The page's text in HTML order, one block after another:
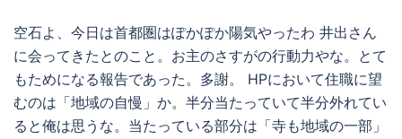
空石よ、今日は首都圏はぽかぽか陽気やったわ 井出さん
に会ってきたとのこと。お主のさすがの行動力やな。とて
もためになる報告であった。多謝。 HPにおいて住職に望
むのは「地域の自慢」か。半分当たっていて半分外れてい
ると俺は思うな。当たっている部分は「寺も地域の一部」